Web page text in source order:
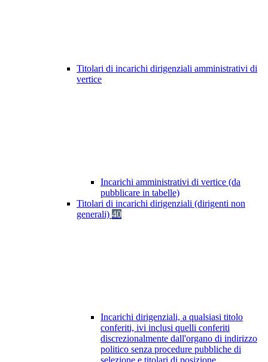
Titolari di incarichi dirigenziali amministrativi di
vertice
Incarichi amministrativi di vertice (da
pubblicare in tabelle)
Titolari di incarichi dirigenziali (dirigenti non
generali) 40
Incarichi dirigenziali, a qualsiasi titolo
conferiti, ivi inclusi quelli conferiti
discrezionalmente dall'organo di indirizzo
politico senza procedure pubbliche di